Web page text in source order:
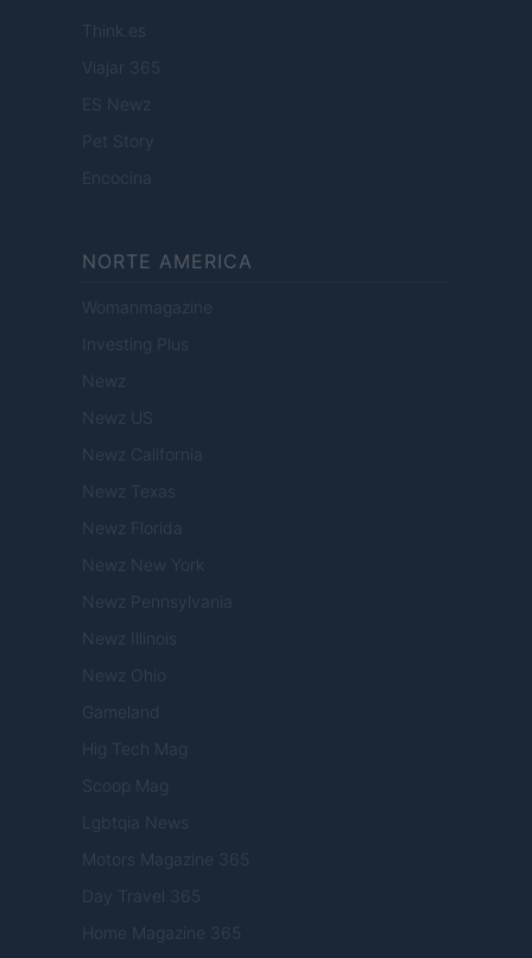
Think.es
Viajar 365
ES Newz
Pet Story
Encocina
NORTE AMERICA
Womanmagazine
Investing Plus
Newz
Newz US
Newz California
Newz Texas
Newz Florida
Newz New York
Newz Pennsylvania
Newz Illinois
Newz Ohio
Gameland
Hig Tech Mag
Scoop Mag
Lgbtqia News
Motors Magazine 365
Day Travel 365
Home Magazine 365